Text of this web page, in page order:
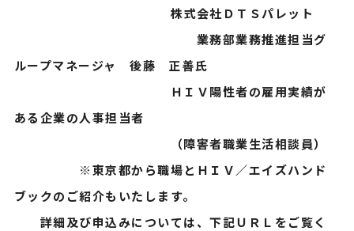
株式会社ＤＴＳパレット
業務部業務推進担当グ
ループマネージャ 後藤 正善氏
ＨＩＶ陽性者の雇用実績が
ある企業の人事担当者
（障害者職業生活相談員）
※東京都から職場とＨＩＶ／エイズハンド
ブックのご紹介もいたします。
詳細及び申込みについては、下記ＵＲＬをご覧く